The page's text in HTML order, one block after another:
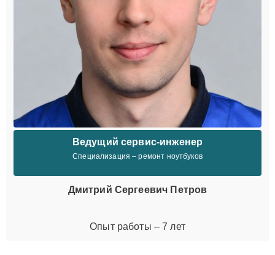
Ведущий сервис-инженер
Специализация – ремонт ноутбуков
Дмитрий Сергеевич Петров
Опыт работы – 7 лет